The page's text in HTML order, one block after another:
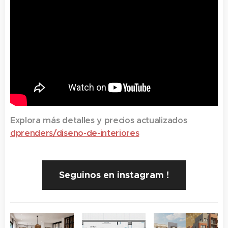
Explora más detalles y precios actualizados
dprenders/diseno-de-interiores
Seguinos en instagram !